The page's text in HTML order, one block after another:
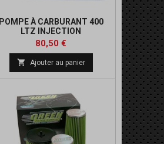
POMPE À CARBURANT 400
LTZ INJECTION
Prix
80,50 €
base
 Ajouter au panier